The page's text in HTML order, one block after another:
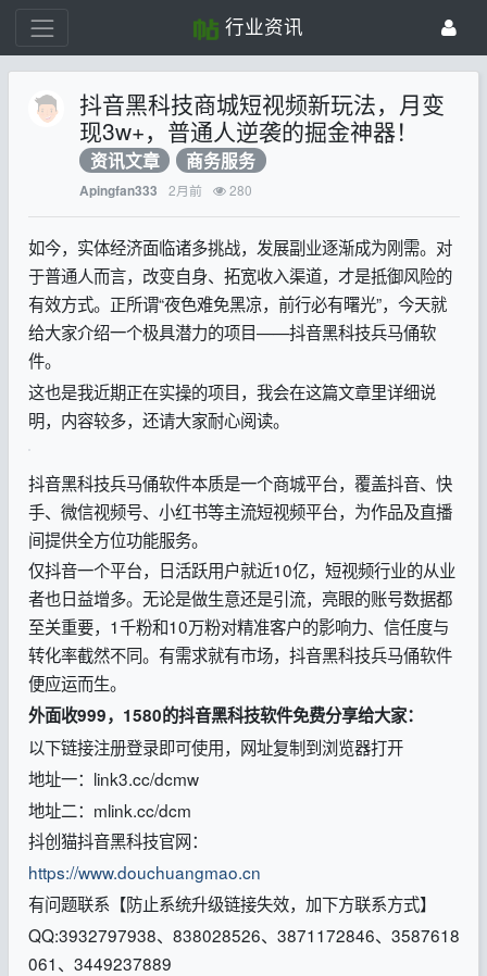
行业资讯
抖音黑科技商城短视频新玩法，月变
现3w+，普通人逆袭的掘金神器！
资讯文章 商务服务
Apingfan333 2月前 280
如今，实体经济面临诸多挑战，发展副业逐渐成为刚需。对
于普通人而言，改变自身、拓宽收入渠道，才是抵御风险的
有效方式。正所谓“夜色难免黑凉，前行必有曙光”，今天就
给大家介绍一个极具潜力的项目——抖音黑科技兵马俑软
件。
这也是我近期正在实操的项目，我会在这篇文章里详细说
明，内容较多，还请大家耐心阅读。
抖音黑科技兵马俑软件本质是一个商城平台，覆盖抖音、快
手、微信视频号、小红书等主流短视频平台，为作品及直播
间提供全方位功能服务。
仅抖音一个平台，日活跃用户就近10亿，短视频行业的从业
者也日益增多。无论是做生意还是引流，亮眼的账号数据都
至关重要，1千粉和10万粉对精准客户的影响力、信任度与
转化率截然不同。有需求就有市场，抖音黑科技兵马俑软件
便应运而生。
外面收999，1580的抖音黑科技软件免费分享给大家：
以下链接注册登录即可使用，网址复制到浏览器打开
地址一：link3.cc/dcmw
地址二：mlink.cc/dcm
抖创猫抖音黑科技官网：
https://www.douchuangmao.cn
有问题联系【防止系统升级链接失效，加下方联系方式】
QQ:3932797938、838028526、3871172846、3587618
061、3449237889